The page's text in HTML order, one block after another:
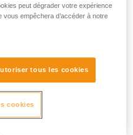
peut dégrader votre expérience
empêchera d’accéder à notre
tous les cookies
cookies